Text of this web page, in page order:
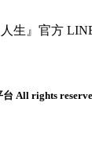
生』官方
台 All rights